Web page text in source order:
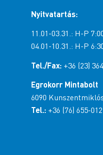
Nyitvatartás:
11.01-03.31.: H-P
04.01-10.31.: H-P
Tel./Fax: +36 (23)
Egrokorr Mintabolt
6090
Tel.: +36 (76) 655-012